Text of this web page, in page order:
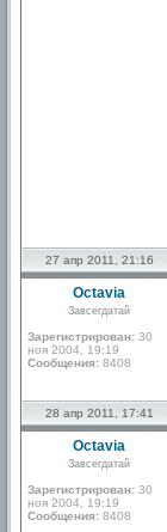
27 апр 2011, 21:16
Octavia
Завсегдатай
Зарегистрирован: 30
ноя 2004, 19:19
Сообщения: 8408
28 апр 2011, 17:41
Octavia
Завсегдатай
Зарегистрирован: 30
ноя 2004, 19:19
Сообщения: 8408